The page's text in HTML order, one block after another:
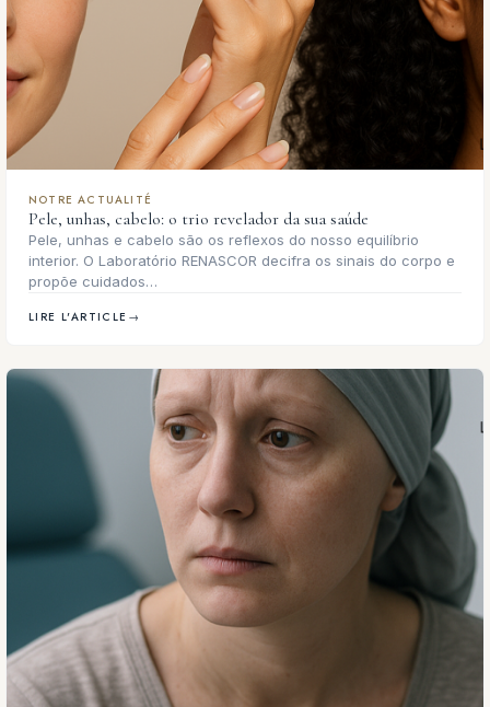
NOTRE ACTUALITÉ
Pele, unhas, cabelo: o trio revelador da sua saúde
Pele, unhas e cabelo são os reflexos do nosso equilíbrio
interior. O Laboratório RENASCOR decifra os sinais do corpo e
propõe cuidados…
LIRE L'ARTICLE →